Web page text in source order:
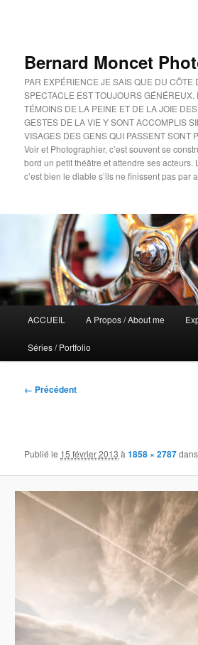
Bernard Moncet
PAR EXPÉRIENCE JE SAIS QUE DU CÔTE
SPECTACLE EST TOUJOURS
TÉMOINS DE LA PEINE ET DE LA JOIE
GESTES DE LA VIE Y SONT ACCOMPLIS
VISAGES DES GENS QUI PASSENT SONT
Voir et Photographier, c’est souvent se
bord un petit théâtre et attendre ses acteurs.
c’est bien le diable s’ils ne finissent pas par
principal
ACCUEIL A Propos / About me
Séries / Portfolio
Navigation
← Précédent
Publié le 15 février 2013 à1858 × 2787dans